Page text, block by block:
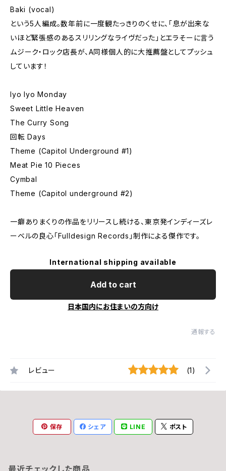
Baki (vocal)
という5人編成。数年前に一度観たっきりのくせに、「息が出来な
いほど緊張感のあるスリリングなライヴだった」とエラそーに言う
ムジーク・ロック店長が、A同様個人的に大推薦盤としてプッシュ
しています！
Iyo Iyo Monday
Sweet Little Heaven
The Curry Song
回転 Days
Theme (Capitol Underground #1)
Meat Pie 10 Pieces
Cymbal
Theme (Capitol underground #2)
一癖ありまくりの作品をリリースし続ける、東京発インディーズレ
ーベルの良心「Fulldesign Records」制作による傑作です。
International shipping available
Add to cart
日本国内にお住まいの方向け
通報する
レビュー (1)
保存 シェア LINE ポスト
最近チェックした商品